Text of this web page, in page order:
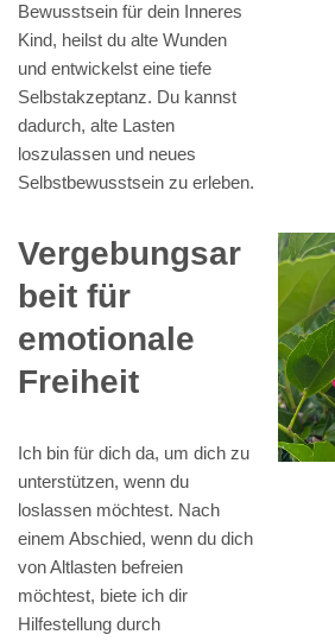
Bewusstsein für dein Inneres
Kind, heilst du alte Wunden
und entwickelst eine tiefe
Selbstakzeptanz. Du kannst
dadurch, alte Lasten
loszulassen und neues
Selbstbewusstsein zu erleben.
Vergebungsar
beit für
emotionale
Freiheit
Ich bin für dich da, um dich zu
unterstützen, wenn du
loslassen möchtest. Nach
einem Abschied, wenn du dich
von Altlasten befreien
möchtest, biete ich dir
Hilfestellung durch